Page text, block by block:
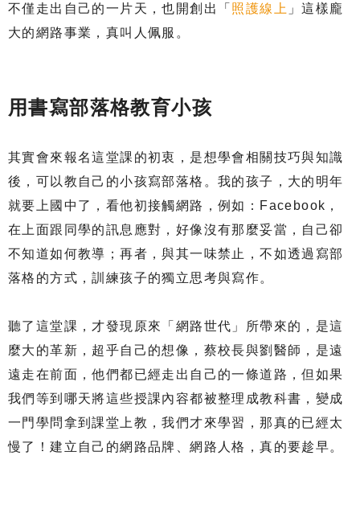
不僅走出自己的一片天，也開創出「 照護線上 」這樣龐
大的網路事業，真叫人佩服。
用書寫部落格教育小孩
其實會來報名這堂課的初衷，是想學會相關技巧與知識
後，可以教自己的小孩寫部落格。我的孩子，大的明年
就要上國中了，看他初接觸網路，例如：Facebook，
在上面跟同學的訊息應對，好像沒有那麼妥當，自己卻
不知道如何教導；再者，與其一味禁止，不如透過寫部
落格的方式，訓練孩子的獨立思考與寫作。
聽了這堂課，才發現原來「網路世代」所帶來的，是這
麼大的革新，超乎自己的想像，蔡校長與劉醫師，是遠
遠走在前面，他們都已經走出自己的一條道路，但如果
我們等到哪天將這些授課內容都被整理成教科書，變成
一門學問拿到課堂上教，我們才來學習，那真的已經太
慢了！建立自己的網路品牌、網路人格，真的要趁早。